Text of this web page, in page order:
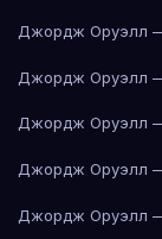
Джордж Оруэлл
Джордж Оруэлл
Джордж Оруэлл
Джордж Оруэлл
Джордж Оруэлл